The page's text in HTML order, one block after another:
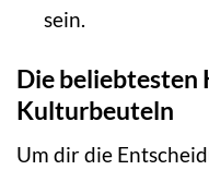
sein.
Die beliebtesten
Kulturbeuteln
Um dir die